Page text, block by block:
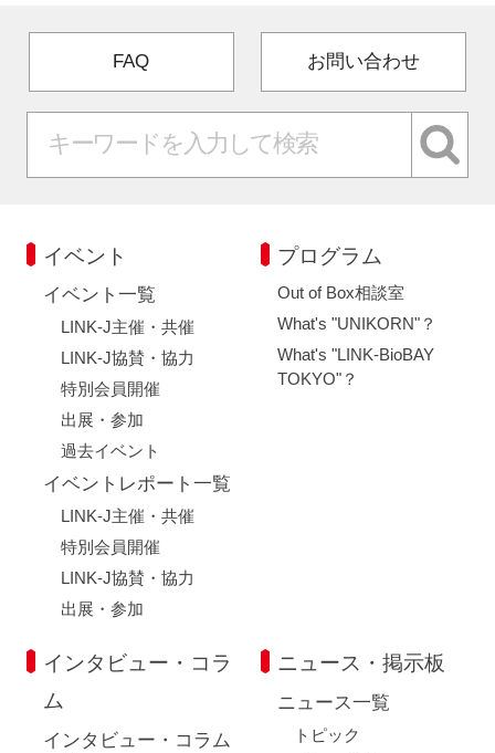
FAQ お問い合わせ
イベント
イベント一覧
LINK-J主催・共催
LINK-J協賛・協力
特別会員開催
出展・参加
過去イベント
イベントレポート一覧
LINK-J主催・共催
特別会員開催
LINK-J協賛・協力
出展・参加
プログラム
Out of Box相談室
What's "UNIKORN"？
What's "LINK-BioBAY
TOKYO"？
インタビュー・コラ
ム
インタビュー・コラム
ニュース・掲示板
ニュース一覧
トピック